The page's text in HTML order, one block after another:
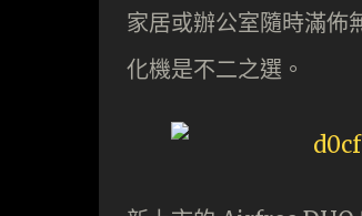
家居或辦公室隨時滿佈
化機是不二之選。